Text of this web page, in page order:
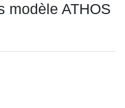
modèle ATHOS